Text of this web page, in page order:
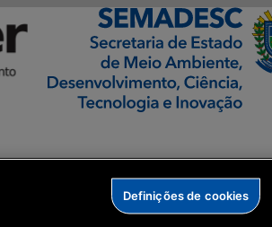
Definições de cookies